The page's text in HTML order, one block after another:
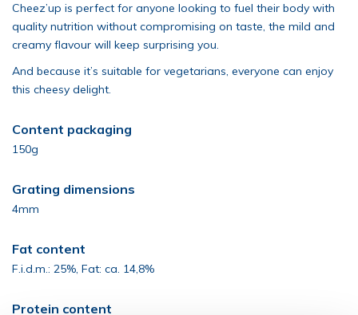
Cheez’up is perfect for anyone looking to fuel their body with
quality nutrition without compromising on taste, the mild and
creamy flavour will keep surprising you.
And because it’s suitable for vegetarians, everyone can enjoy
this cheesy delight.
Content packaging
150g
Grating dimensions
4mm
Fat content
F.i.d.m.: 25%, Fat: ca. 14,8%
Protein content